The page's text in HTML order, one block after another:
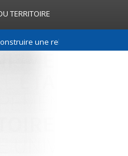
TERRITOIRE
une relation de confiance entre